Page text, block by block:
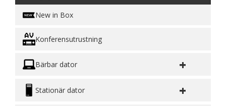
New in Box
Konferensutrustning
Bärbar dator +
Stationär dator +